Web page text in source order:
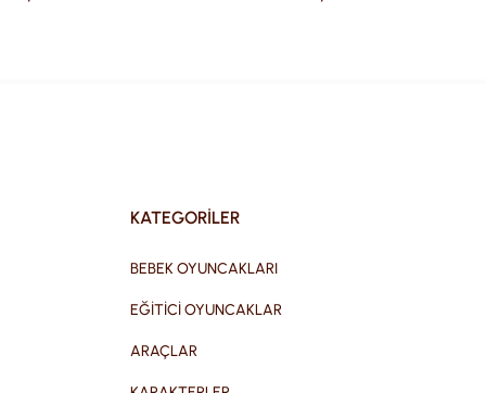
KATEGORİLER
BEBEK OYUNCAKLARI
EĞİTİCİ OYUNCAKLAR
ARAÇLAR